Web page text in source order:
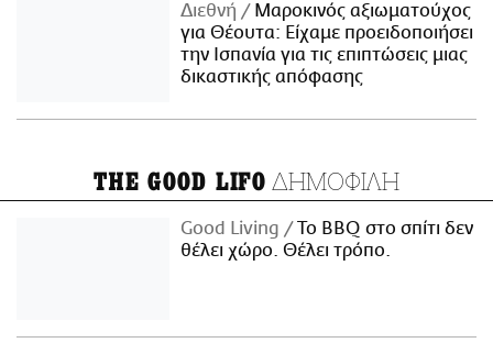
Διεθνή
Μαροκινός αξιωματούχος
για Θέουτα: Είχαμε προειδοποιήσει
την Ισπανία για τις επιπτώσεις μιας
δικαστικής απόφασης
THE GOOD LIFO ΔΗΜΟΦΙΛΗ
Good Living
Το BBQ στο σπίτι δεν
θέλει χώρο. Θέλει τρόπο.